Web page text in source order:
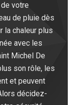
votre
de pluie dès
la chaleur plus
avec les
Michel De
son rôle, les
et peuvent
décidez-